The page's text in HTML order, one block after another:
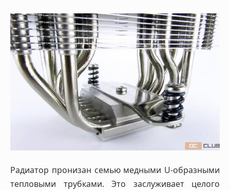
Радиатор пронизан семью медными U-образными
тепловыми трубками. Это заслуживает целого